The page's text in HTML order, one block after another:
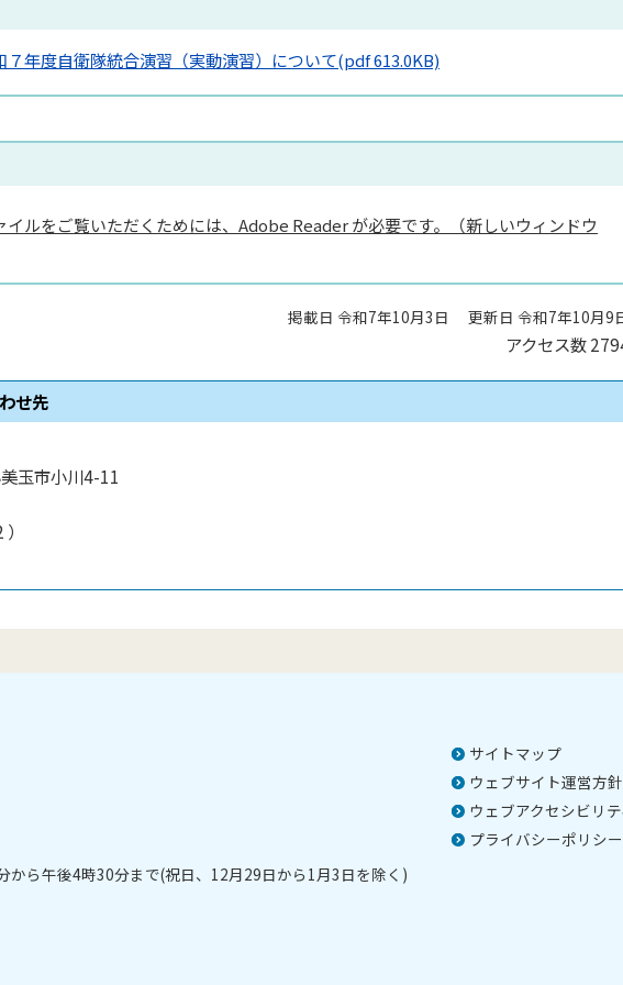
７年度自衛隊統合演習（実動演習）について(pdf 613.0KB)
イルをご覧いただくためには、Adobe Reader が必要です。（新しいウィンドウ
掲載日 令和7年10月3日 更新日 令和7年10月9
アクセス数
せ先
玉市小川4-11
）
サイトマップ
ウェブサイト運営方針
ウェブアクセシビリ
プライバシーポリシー
から午後4時30分まで(祝日、12月29日から1月3日を除く)